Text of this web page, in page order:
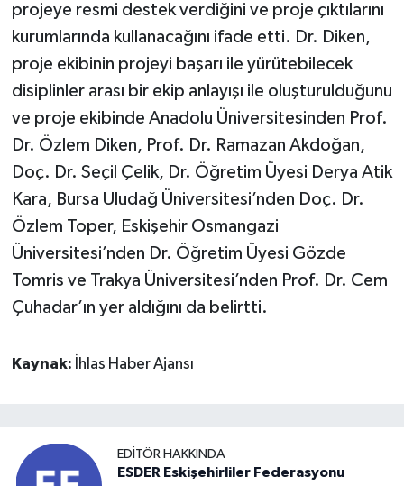
projeye resmi destek verdiğini ve proje çıktılarını
kurumlarında kullanacağını ifade etti. Dr. Diken,
proje ekibinin projeyi başarı ile yürütebilecek
disiplinler arası bir ekip anlayışı ile oluşturulduğunu
ve proje ekibinde Anadolu Üniversitesinden Prof.
Dr. Özlem Diken, Prof. Dr. Ramazan Akdoğan,
Doç. Dr. Seçil Çelik, Dr. Öğretim Üyesi Derya Atik
Kara, Bursa Uludağ Üniversitesi’nden Doç. Dr.
Özlem Toper, Eskişehir Osmangazi
Üniversitesi’nden Dr. Öğretim Üyesi Gözde
Tomris ve Trakya Üniversitesi’nden Prof. Dr. Cem
Çuhadar’ın yer aldığını da belirtti.
Kaynak: İhlas Haber Ajansı
EDITÖR HAKKINDA
ESDER Eskişehirliler Federasyonu